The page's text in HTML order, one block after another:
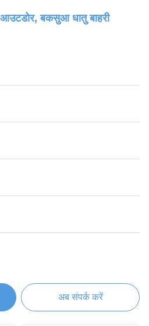
आउटडोर, बकसुआ धातु बाहरी
अब संपर्क करें